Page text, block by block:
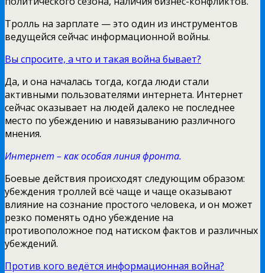
Тролль на зарплате — это один из инструментов
ведущейся сейчас информационной войны.
Вы спросите, а что и такая война бывает?
Да, и она началась тогда, когда люди стали
активными пользователями интернета. Интернет
сейчас оказывает на людей далеко не последнее
место по убеждению и навязыванию различного
мнения.
Интернет – как особая линия фронта.
Боевые действия происходят следующим образом:
убеждения троллей всё чаще и чаще оказывают
влияние на сознание простого человека, и он может
резко поменять одно убеждение на
противоположное под натиском фактов и различных
убеждений.
Против кого ведётся информационная война?